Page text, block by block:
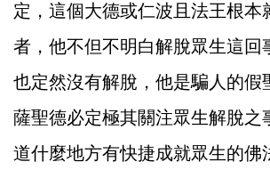
定，這個大德或仁波且法王根本
者，他不但不明白解脫眾生這回
也定然沒有解脫，他是騙人的假
薩聖德必定極其關注眾生解脫之
道什麼地方有快捷成就眾生的佛